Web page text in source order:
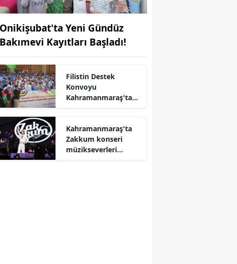
Onikişubat'ta Yeni Gündüz
Bakımevi Kayıtları Başladı!
Filistin Destek
Konvoyu
Kahramanmaraş'ta
Kahramanmaraş'ta
Zakkum konseri
müzikseverleri